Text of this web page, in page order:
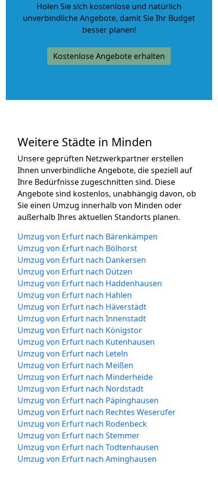
Holen Sie sich kostenlose und natürlich
unverbindliche Angebote, damit Sie Ihr Budget
besser planen!
Kostenlose Angebote erhalten
Weitere Städte in Minden
Unsere geprüften Netzwerkpartner erstellen
Ihnen unverbindliche Angebote, die speziell auf
Ihre Bedürfnisse zugeschnitten sind. Diese
Angebote sind kostenlos, unabhängig davon, ob
Sie einen Umzug innerhalb von Minden oder
außerhalb Ihres aktuellen Standorts planen.
Umzug von Erfurt nach Bärenkämpen
Umzug von Erfurt nach Bölhorst
Umzug von Erfurt nach Dankersen
Umzug von Erfurt nach Dützen
Umzug von Erfurt nach Haddenhausen
Umzug von Erfurt nach Hahlen
Umzug von Erfurt nach Häverstädt
Umzug von Erfurt nach Innenstadt
Umzug von Erfurt nach Königstor
Umzug von Erfurt nach Kutenhausen
Umzug von Erfurt nach Leteln
Umzug von Erfurt nach Meißen
Umzug von Erfurt nach Minderheide
Umzug von Erfurt nach Nordstadt
Umzug von Erfurt nach Päpinghausen
Umzug von Erfurt nach Rechtes Weserufer
Umzug von Erfurt nach Rodenbeck
Umzug von Erfurt nach Stemmer
Umzug von Erfurt nach Todtenhausen
Umzug von Erfurt nach Aminghausen